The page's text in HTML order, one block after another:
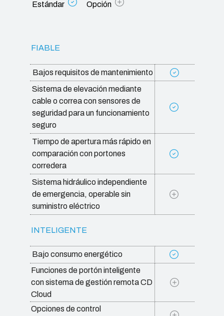
Estándar Opción
FIABLE
Bajos requisitos de mantenimiento
Sistema de elevación mediante
cable o correa con sensores de
seguridad para un funcionamiento
seguro
Tiempo de apertura más rápido en
comparación con portones
corredera
Sistema hidráulico independiente
de emergencia, operable sin
suministro eléctrico
INTELIGENTE
Bajo consumo energético
Funciones de portón inteligente
con sistema de gestión remota CD
Cloud
Opciones de control